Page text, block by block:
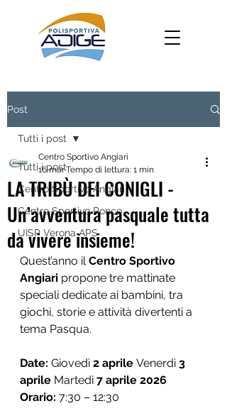
Post
Tutti i post
Centro Sportivo Angiari
Centro Sportivo Ronco
UISP Verona APS
Tutti i post
LA TRIBÙ DEI CONIGLI -
Un’avventura pasquale tutta
da vivere insieme!
Centro Sportivo Angiari
16 marTempo di lettura: 1 min
Quest’anno il Centro Sportivo
Angiari propone tre mattinate
speciali dedicate ai bambini, tra
giochi, storie e attività divertenti a
tema Pasqua.
Date: Giovedì 2 aprile Venerdì 3
aprile Martedì 7 aprile 2026
Orario: 7:30 – 12:30